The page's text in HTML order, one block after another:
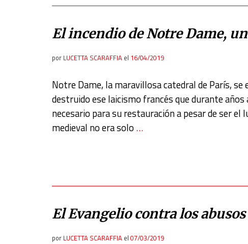
El incendio de Notre Dame,
por LUCETTA SCARAFFIA el 16/04/2019
Notre Dame, la maravillosa catedral de París,
destruido ese laicismo francés que durante
necesario para su restauración a pesar de ser
medieval no era solo …
El Evangelio contra los abusos
por LUCETTA SCARAFFIA el 07/03/2019
Develop and improve services
Use limited data to select content
Use precise geolocation data
Identify devices based on information actively requested
Non-IAB processing purposes: